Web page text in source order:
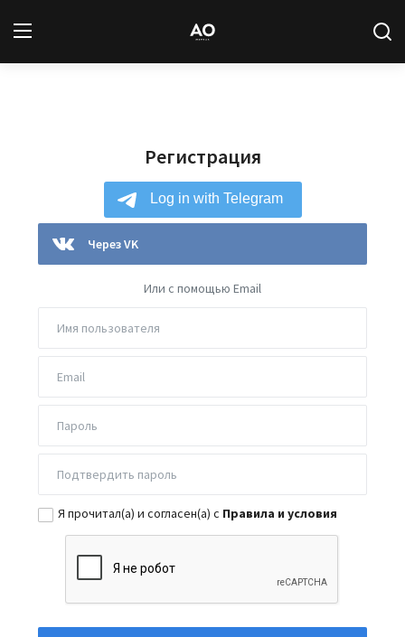
Авторы
База знаний
Подписка
Регистрация
Через VK
Или с помощью Email
Я прочитал(а) и согласен(а) с Правила и условия